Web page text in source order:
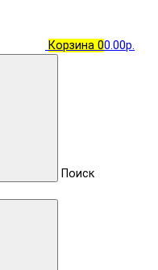
Корзина 00.00р.
Поиск